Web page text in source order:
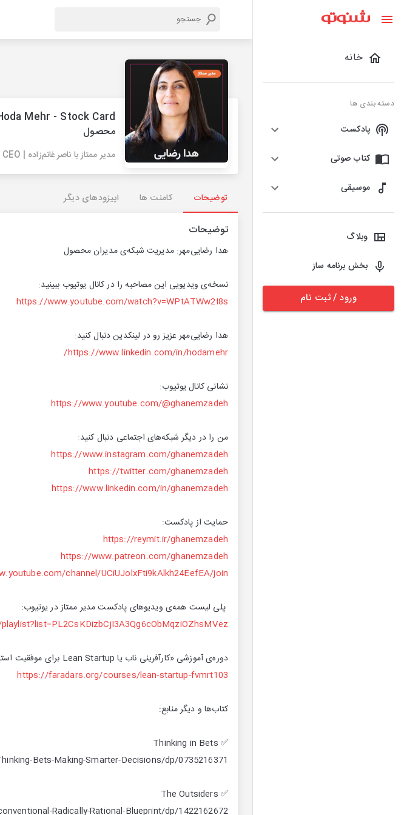
خانه
دسته بندی ها
پادکست
کتاب صوتی
موسیقی
وبلاگ
بخش برنامه ساز
ورود / ثبت نام
محصول
مدیر ممتاز با ناصر غانم‌زاده | The Great CEO
توضیحات کامنت ها اپیزودهای دیگر
توضیحات
هدا رضایی‌مهر: مدیریت شبکه‌ی مدیران محصول
نسخه‌ی ویدیویی این مصاحبه را در کانال یوتیوب ببینید:
https://www.youtube.com/watch?v=WPtATWw2I8s
هدا رضایی‌مهر عزیز رو در لینکدین دنبال کنید:
https://www.linkedin.com/in/hodamehr/
نشانی کانال یوتیوب:
https://www.youtube.com/@ghanemzadeh
من را در دیگر شبکه‌های اجتماعی دنبال کنید:
https://www.instagram.com/ghanemzadeh
https://twitter.com/ghanemzadeh
https://www.linkedin.com/in/ghanemzadeh
حمایت از پادکست:
https://reymit.ir/ghanemzadeh
https://www.patreon.com/ghanemzadeh
channel/UCiUJolxFti9kAlkh24EefEA/join
پلی لیست همه‌ی ویدیوهای پادکست مدیر ممتاز در یوتیوب:
دوره‌ی آموزشی «کارآفرینی ناب یا Lean Startup برای موفقیت استارتاپ» در فرادرس:
https://faradars.org/courses/lean-startup-fvmrt103
کتاب‌ها و دیگر منابع:
✅ Thinking in Bets
Bets-Making-Smarter-Decisions/dp/0735216371/
✅ The Outsiders
Radically-Rational-Blueprint/dp/1422162672/